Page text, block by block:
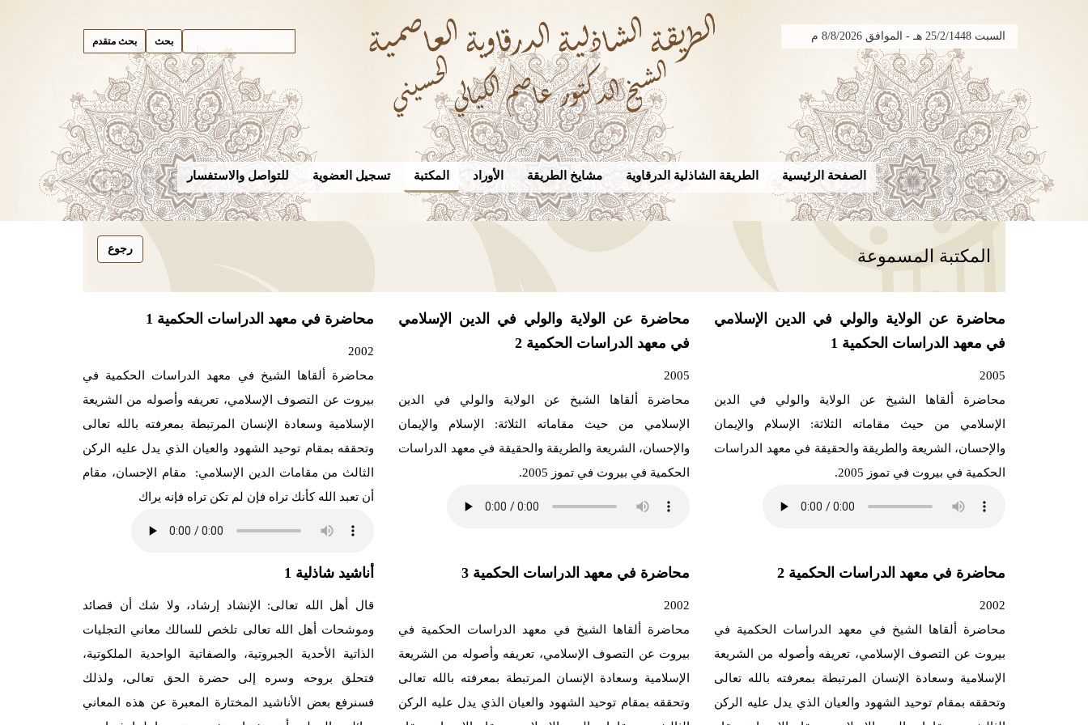
بحث متقدم السبت 25/2/1448 هـ - الموافق 8/8/2026 م
الصفحة الرئيسية الطريقة الشاذلية الدرقاوية مشايخ الطريقة الأوراد المكتبة تسجيل العضوية للتواصل والاستفسار
المكتبة المسموعة
محاضرة عن الولاية والولي في الدين الإسلامي
في معهد الدراسات الحكمية 1
2005
محاضرة ألقاها الشيخ عن الولاية والولي في الدين
الإسلامي من حيث مقاماته الثلاثة: الإسلام والإيمان
والإحسان، الشريعة والطريقة والحقيقة في معهد الدراسات
الحكمية في بيروت في تموز 2005.
محاضرة عن الولاية والولي في الدين الإسلامي
في معهد الدراسات الحكمية 2
2005
محاضرة ألقاها الشيخ عن الولاية والولي في الدين
الإسلامي من حيث مقاماته الثلاثة: الإسلام والإيمان
والإحسان، الشريعة والطريقة والحقيقة في معهد الدراسات
الحكمية في بيروت في تموز 2005.
محاضرة في معهد الدراسات الحكمية 1
2002
محاضرة ألقاها الشيخ في معهد الدراسات الحكمية في
بيروت عن التصوف الإسلامي، تعريفه وأصوله من الشريعة
الإسلامية وسعادة الإنسان المرتبطة بمعرفته بالله تعالى
وتحققه بمقام توحيد الشهود والعيان الذي يدل عليه الركن
الثالث من مقامات الدين الإسلامي: مقام الإحسان، مقام
أن تعبد الله كأنك تراه فإن لم تكن تراه فإنه يراك
محاضرة في معهد الدراسات الحكمية 2
2002
محاضرة ألقاها الشيخ في معهد الدراسات الحكمية في
بيروت عن التصوف الإسلامي، تعريفه وأصوله من الشريعة
الإسلامية وسعادة الإنسان المرتبطة بمعرفته بالله تعالى
وتحققه بمقام توحيد الشهود والعيان الذي يدل عليه الركن
محاضرة في معهد الدراسات الحكمية 3
2002
محاضرة ألقاها الشيخ في معهد الدراسات الحكمية في
بيروت عن التصوف الإسلامي، تعريفه وأصوله من الشريعة
الإسلامية وسعادة الإنسان المرتبطة بمعرفته بالله تعالى
وتحققه بمقام توحيد الشهود والعيان الذي يدل عليه الركن
أناشيد شاذلية 1
قال أهل الله تعالى: الإنشاد إرشاد، ولا شك أن قصائد
وموشحات أهل الله تعالى تلخص للسالك معاني التجليات
الذاتية الأحدية الجبروتية، والصفاتية الواحدية الملكوتية،
فتحلق بروحه وسره إلى حضرة الحق تعالى، ولذلك
فسنرفع بعض الأناشيد المختارة المعبرة عن هذه المعاني